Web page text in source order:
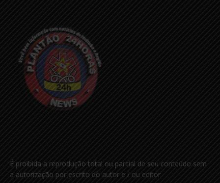
É proibida a reprodução total ou parcial de seu conteúdo sem
a autorização por escrito do autor e / ou editor